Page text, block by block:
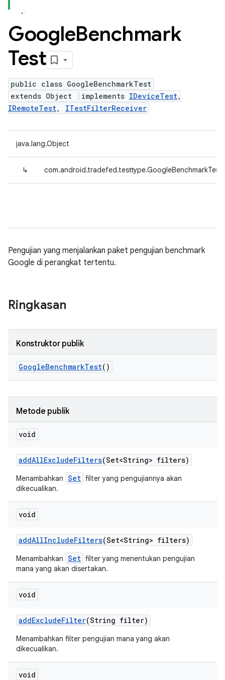
GoogleBenchmark
Test
public class GoogleBenchmarkTest
extends Object
implements IDeviceTest,
IRemoteTest, ITestFilterReceiver
java.lang.Object
↳ com.android.tradefed.testtype.GoogleBenchmarkTest
Pengujian yang menjalankan paket pengujian benchmark
Google di perangkat tertentu.
Ringkasan
Konstruktor publik
GoogleBenchmarkTest()
Metode publik
void
addAllExcludeFilters(Set<String> filters)
Menambahkan Set filter yang pengujiannya akan
dikecualikan.
void
addAllIncludeFilters(Set<String> filters)
Menambahkan Set filter yang menentukan pengujian
mana yang akan disertakan.
void
addExcludeFilter(String filter)
Menambahkan filter pengujian mana yang akan
dikecualikan.
void